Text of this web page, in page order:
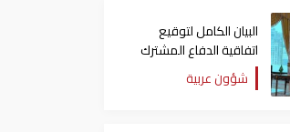
البيان الكامل لتوقيع
اتفاقية الدفاع المشترك
بين السعودية وتركيا
وباكستان
شؤون عربية